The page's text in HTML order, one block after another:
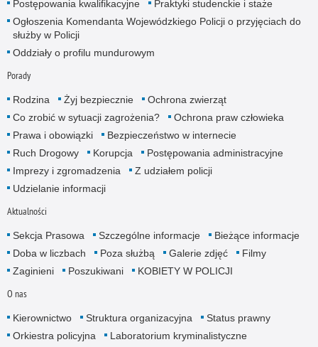
Postępowania kwalifikacyjne
Praktyki studenckie i staże
Ogłoszenia Komendanta Wojewódzkiego Policji o przyjęciach do
służby w Policji
Oddziały o profilu mundurowym
Porady
Rodzina Żyj bezpiecznie
Ochrona zwierząt
Co zrobić w sytuacji zagrożenia?
Ochrona praw człowieka
Prawa i obowiązki
Bezpieczeństwo w internecie
Ruch Drogowy
Korupcja
Postępowania administracyjne
Imprezy i zgromadzenia
Z udziałem policji
Udzielanie informacji
Aktualności
Sekcja Prasowa Szczególne informacje
Bieżące informacje
Doba w liczbach
Poza służbą Galerie zdjęć
Filmy
Zaginieni
Poszukiwani KOBIETY W POLICJI
O nas
Kierownictwo Struktura organizacyjna
Status prawny
Orkiestra policyjna
Laboratorium kryminalistyczne